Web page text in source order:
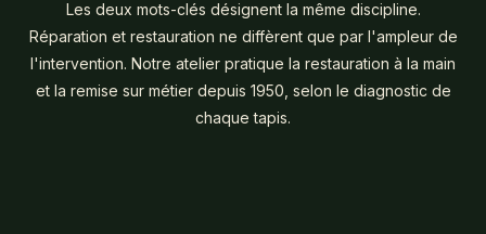
Les deux mots-clés désignent la même discipline.
Réparation et restauration ne diffèrent que par l'ampleur de
l'intervention. Notre atelier pratique la restauration à la main
et la remise sur métier depuis 1950, selon le diagnostic de
chaque tapis.